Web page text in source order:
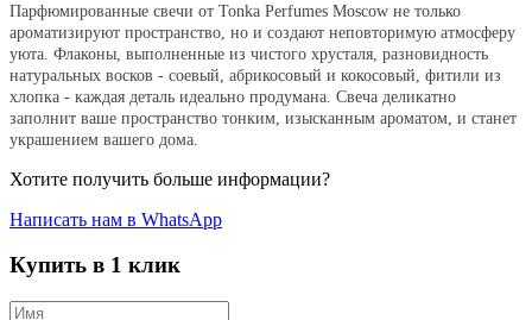
Парфюмированные свечи от Tonka Perfumes Moscow не только
ароматизируют пространство, но и создают неповторимую атмосферу
уюта. Флаконы, выполненные из чистого хрусталя, разновидность
натуральных восков - соевый, абрикосовый и кокосовый, фитили из
хлопка - каждая деталь идеально продумана. Свеча деликатно
заполнит ваше пространство тонким, изысканным ароматом, и станет
украшением вашего дома.
Хотите получить больше информации?
Написать нам в WhatsApp
Купить в 1 клик